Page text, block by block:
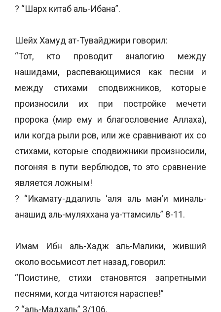
? “Шарх китаб аль-Ибана”.
Шейх Хамуд ат-Тувайджири говорил:
“Тот, кто проводит аналогию между
нашидами, распевающимися как песни и
между стихами сподвижников, которые
произносили их при постройке мечети
пророка (мир ему и благословение Аллаха),
или когда рыли ров, или же сравнивают их со
стихами, которые сподвижники произносили,
погоняя в пути верблюдов, то это сравнение
является ложным!
? “Икамату-ддалиль ‘аля аль ман’и миналь-
анашид аль-муляххана уа-ттамсиль” 8-11.
Имам Ибн аль-Хадж аль-Малики, живший
около восьмисот лет назад, говорил:
“Поистине, стихи становятся запретными
песнями, когда читаются нараспев!”
? “аль-Мадхаль” 3/106.